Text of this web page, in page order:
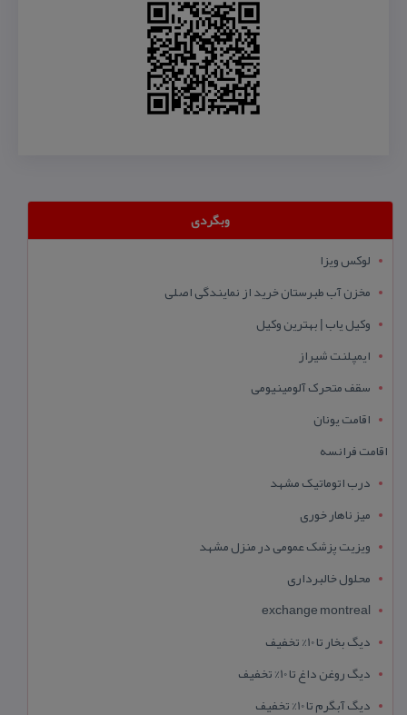
وبگردی
لوکس ویزا
مخزن آب طبرستان خرید از نمایندگی اصلی
وکیل یاب | بهترین وکیل
ایمپلنت شیراز
سقف متحرک آلومینیومی
اقامت یونان
اقامت فرانسه
درب اتوماتیک مشهد
میز ناهار خوری
ویزیت پزشک عمومی در منزل مشهد
محلول خالبرداری
exchange montreal
دیگ بخار تا 10% تخفیف
دیگ روغن داغ تا 10% تخفیف
دیگ آبگرم تا 10% تخفیف